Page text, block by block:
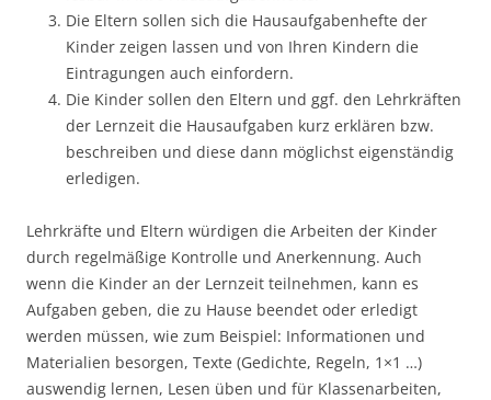
Die Eltern sollen sich die Hausaufgabenhefte der
Kinder zeigen lassen und von Ihren Kindern die
Eintragungen auch einfordern.
Die Kinder sollen den Eltern und ggf. den Lehrkräften
der Lernzeit die Hausaufgaben kurz erklären bzw.
beschreiben und diese dann möglichst eigenständig
erledigen.
Lehrkräfte und Eltern würdigen die Arbeiten der Kinder
durch regelmäßige Kontrolle und Anerkennung. Auch
wenn die Kinder an der Lernzeit teilnehmen, kann es
Aufgaben geben, die zu Hause beendet oder erledigt
werden müssen, wie zum Beispiel: Informationen und
Materialien besorgen, Texte (Gedichte, Regeln, 1×1 …)
auswendig lernen, Lesen üben und für Klassenarbeiten,